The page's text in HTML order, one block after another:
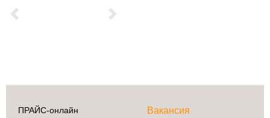
Previous Next
ПРАЙС-онлайн
Вакансия